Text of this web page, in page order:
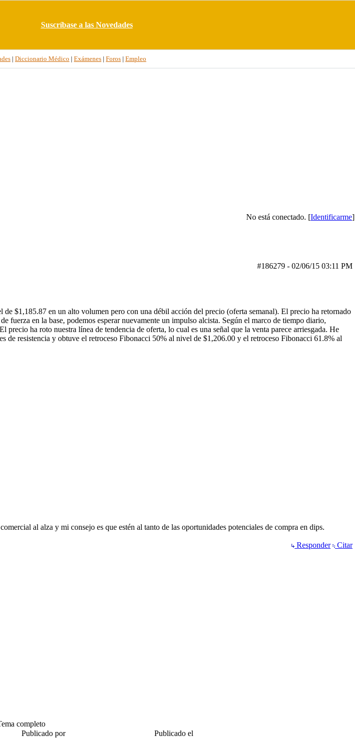
Suscríbase a las Novedades
| Diccionario Médico | Exámenes | Foros | Empleo
No está conectado. [Identificarme]
#186279 - 02/06/15 03:11 PM
$1,185.87 en un alto volumen pero con una débil acción del precio (oferta semanal). El precio ha retornado
fuerza en la base, podemos esperar nuevamente un impulso alcista. Según el marco de tiempo diario,
ha roto nuestra línea de tendencia de oferta, lo cual es una señal que la venta parece arriesgada. He
de resistencia y obtuve el retroceso Fibonacci 50% al nivel de $1,206.00 y el retroceso Fibonacci 61.8% al
al alza y mi consejo es que estén al tanto de las oportunidades potenciales de compra en dips.
Responder
Citar
completo
Publicado por
Publicado el